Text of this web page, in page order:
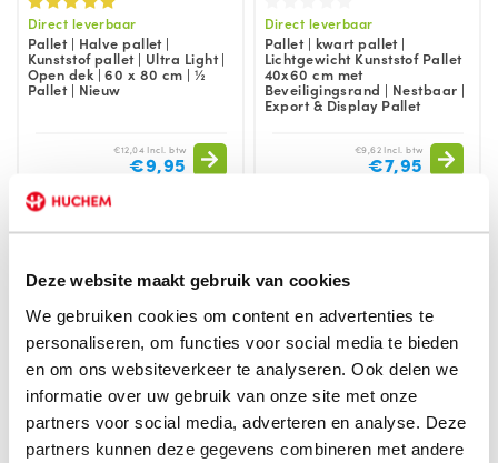
Deze website maakt gebruik van cookies
We gebruiken cookies om content en advertenties te
personaliseren, om functies voor social media te bieden
en om ons websiteverkeer te analyseren. Ook delen we
informatie over uw gebruik van onze site met onze
partners voor social media, adverteren en analyse. Deze
partners kunnen deze gegevens combineren met andere
Direct leverbaar
Pallet | Halve pallet |
Kunststof pallet | Ultra Light |
Open dek | 60 x 80 cm | ½
Pallet | Nieuw
€12,04 Incl. btw
€9,95
Direct leverbaar
Pallet | kwart pallet |
Lichtgewicht Kunststof Pallet
40x60 cm met
Beveiligingsrand | Nestbaar |
Export & Display Pallet
€9,62 Incl. btw
€7,95